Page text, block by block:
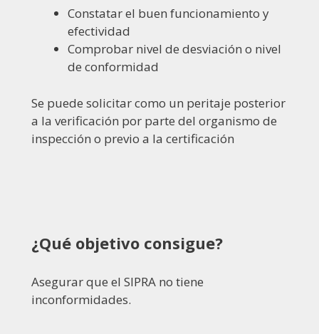
Constatar el buen funcionamiento y
efectividad
Comprobar nivel de desviación o nivel
de conformidad
Se puede solicitar como un peritaje posterior
a la verificación por parte del organismo de
inspección o previo a la certificación
¿Qué objetivo consigue?
Asegurar que el SIPRA no tiene
inconformidades.